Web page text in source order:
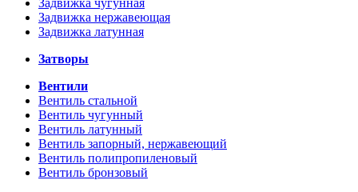
Задвижка чугунная
Задвижка нержавеющая
Задвижка латунная
Затворы
Вентили
Вентиль стальной
Вентиль чугунный
Вентиль латунный
Вентиль запорный, нержавеющий
Вентиль полипропиленовый
Вентиль бронзовый